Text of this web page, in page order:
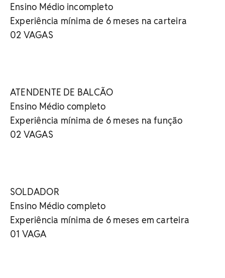
Ensino Médio incompleto
Experiência mínima de 6 meses na carteira
02 VAGAS
ATENDENTE DE BALCÃO
Ensino Médio completo
Experiência mínima de 6 meses na função
02 VAGAS
SOLDADOR
Ensino Médio completo
Experiência mínima de 6 meses em carteira
01 VAGA